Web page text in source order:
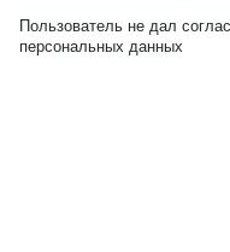
Пользователь не дал
персональных данных